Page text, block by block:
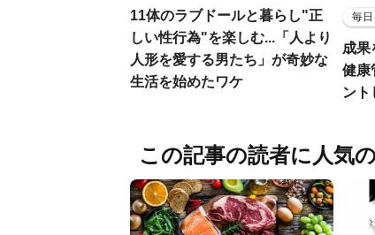
11体のラブドールと暮らし"正
しい性行為"を楽しむ...「人より
人形を愛する男たち」が奇妙な
生活を始めたワケ
毎
成果
健康
ン
この記事の読者に人気